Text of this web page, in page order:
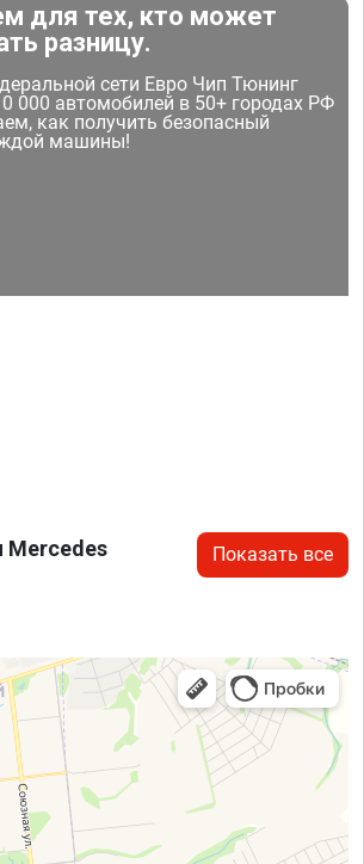
для тех, кто может
разницу.
сети Евро Чип Тюнинг
000 автомобилей в 50+ городах РФ
как получить безопасный
машины!
Mercedes Показать все